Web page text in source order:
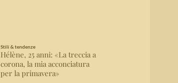
Stili & tendenze
Hélène, 25 anni: «La treccia a
corona, la mia acconciatura
per la primavera»